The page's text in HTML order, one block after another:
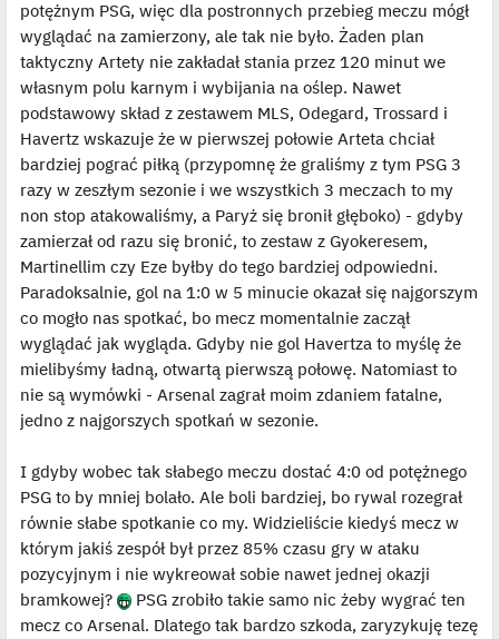
d
y
n
z
y
p
o
t
potężnym PSG, więc dla postronnych przebieg meczu mógł
wyglądać na zamierzony, ale tak nie było. Żaden plan
taktyczny Artety nie zakładał stania przez 120 minut we
własnym polu karnym i wybijania na oślep. Nawet
podstawowy skład z zestawem MLS, Odegard, Trossard i
Havertz wskazuje że w pierwszej połowie Arteta chciał
bardziej pograć piłką (przypomnę że graliśmy z tym PSG 3
razy w zeszłym sezonie i we wszystkich 3 meczach to my
non stop atakowaliśmy, a Paryż się bronił głęboko) - gdyby
zamierzał od razu się bronić, to zestaw z Gyokeresem,
Martinellim czy Eze byłby do tego bardziej odpowiedni.
Paradoksalnie, gol na 1:0 w 5 minucie okazał się najgorszym
co mogło nas spotkać, bo mecz momentalnie zaczął
wyglądać jak wygląda. Gdyby nie gol Havertza to myślę że
mielibyśmy ładną, otwartą pierwszą połowę. Natomiast to
nie są wymówki - Arsenal zagrał moim zdaniem fatalne,
jedno z najgorszych spotkań w sezonie.
I gdyby wobec tak słabego meczu dostać 4:0 od potężnego
PSG to by mniej bolało. Ale boli bardziej, bo rywal rozegrał
równie słabe spotkanie co my. Widzieliście kiedyś mecz w
którym jakiś zespół był przez 85% czasu gry w ataku
pozycyjnym i nie wykreował sobie nawet jednej okazji
bramkowej?
PSG zrobiło takie samo nic żeby wygrać ten
mecz co Arsenal. Dlatego tak bardzo szkoda, zaryzykuję tezę